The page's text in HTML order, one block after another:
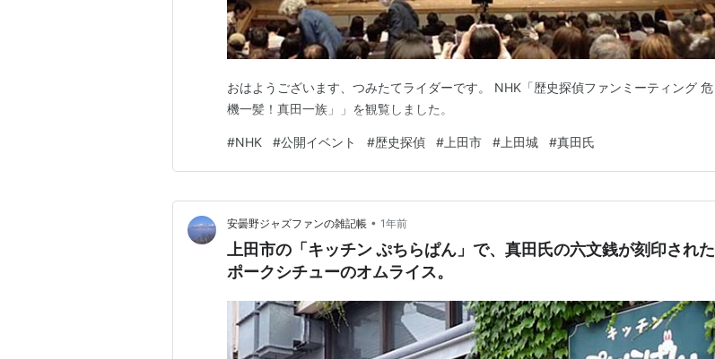
おはようございます、つみたてライダーです。 NHK「歴史探偵ファンミーティング 危
機一髪！真田一族」」を観覧しました。
#NHK #公開イベント #歴史探偵 # 上田市 # 上田城 #真田氏
安曇野ジャズファンの雑記帳 • 1年前
上田市の「キッチン ぷちらぱん」で、真田氏の六文銭が刻印された
ポークシチューのオムライス。